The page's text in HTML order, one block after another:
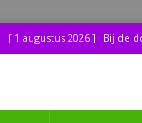
[ 1 augustus 2026 ] Bij de